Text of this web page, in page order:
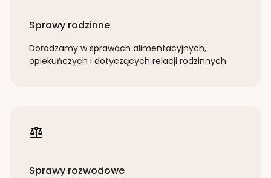
Sprawy rodzinne
Doradzamy w sprawach alimentacyjnych,
opiekuńczych i dotyczących relacji rodzinnych.
Sprawy rozwodowe